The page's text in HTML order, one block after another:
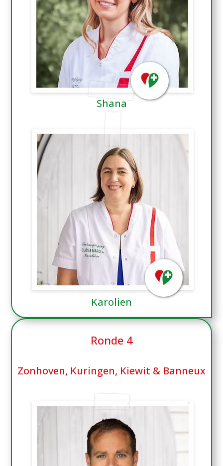
Shana
Karolien
Ronde 4
Zonhoven, Kuringen, Kiewit & Banneux